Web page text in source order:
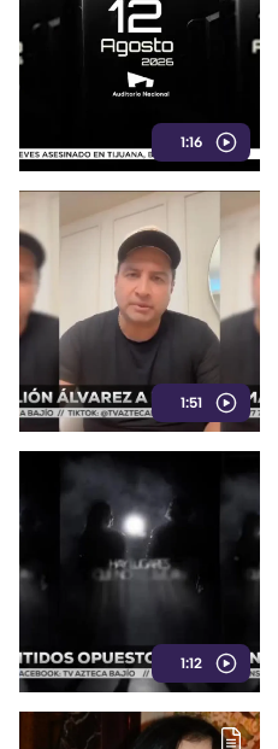
1:16
1:51
1:12